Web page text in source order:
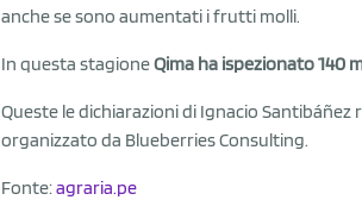
anche se sono aumentati i frutti molli.
In questa stagioneQima ha ispezionato 140
Queste le dichiarazioni di Ignacio Santibáñez
organizzato da Blueberries Consulting.
Fonte:agraria.pe